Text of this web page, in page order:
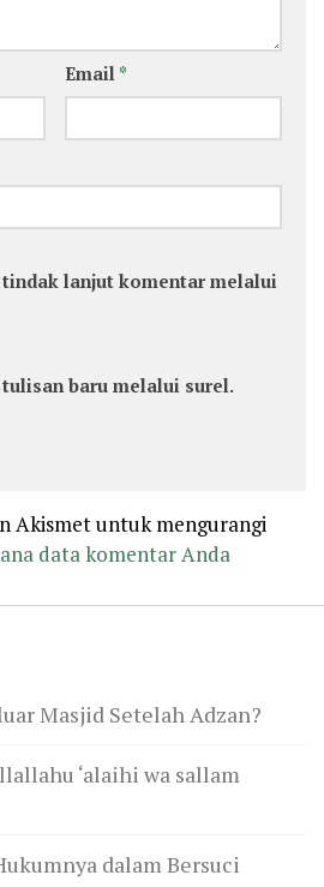
Email *
tindak lanjut komentar melalui
baru melalui surel.
Akismet untuk mengurangi
data komentar Anda
Masjid Setelah Adzan?
‘alaihi wa sallam
dalam Bersuci